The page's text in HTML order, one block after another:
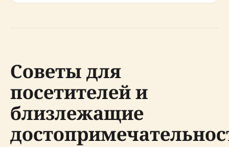
Советы для
посетителей и
близлежащие